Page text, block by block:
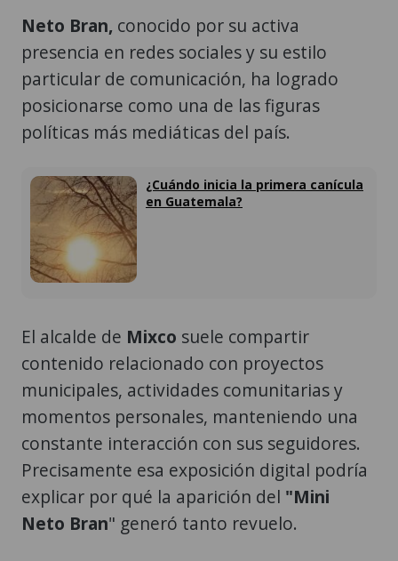
Neto Bran, conocido por su activa
presencia en redes sociales y su estilo
particular de comunicación, ha logrado
posicionarse como una de las figuras
políticas más mediáticas del país.
¿Cuándo inicia la primera canícula
en Guatemala?
El alcalde de Mixco suele compartir
contenido relacionado con proyectos
municipales, actividades comunitarias y
momentos personales, manteniendo una
constante interacción con sus seguidores.
Precisamente esa exposición digital podría
explicar por qué la aparición del "Mini
Neto Bran" generó tanto revuelo.